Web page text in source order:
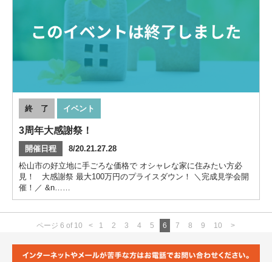
終 了 イベント
3周年大感謝祭！
開催日程
8/20.21.27.28
松山市の好立地に手ごろな価格で オシャレな家に住みたい方必
見！ 大感謝祭 最大100万円のプライスダウン！ ＼完成見学会開
催！／ &n……
ページ 6 of 10 < 1 2 3 4 5 6 7 8 9 10 >